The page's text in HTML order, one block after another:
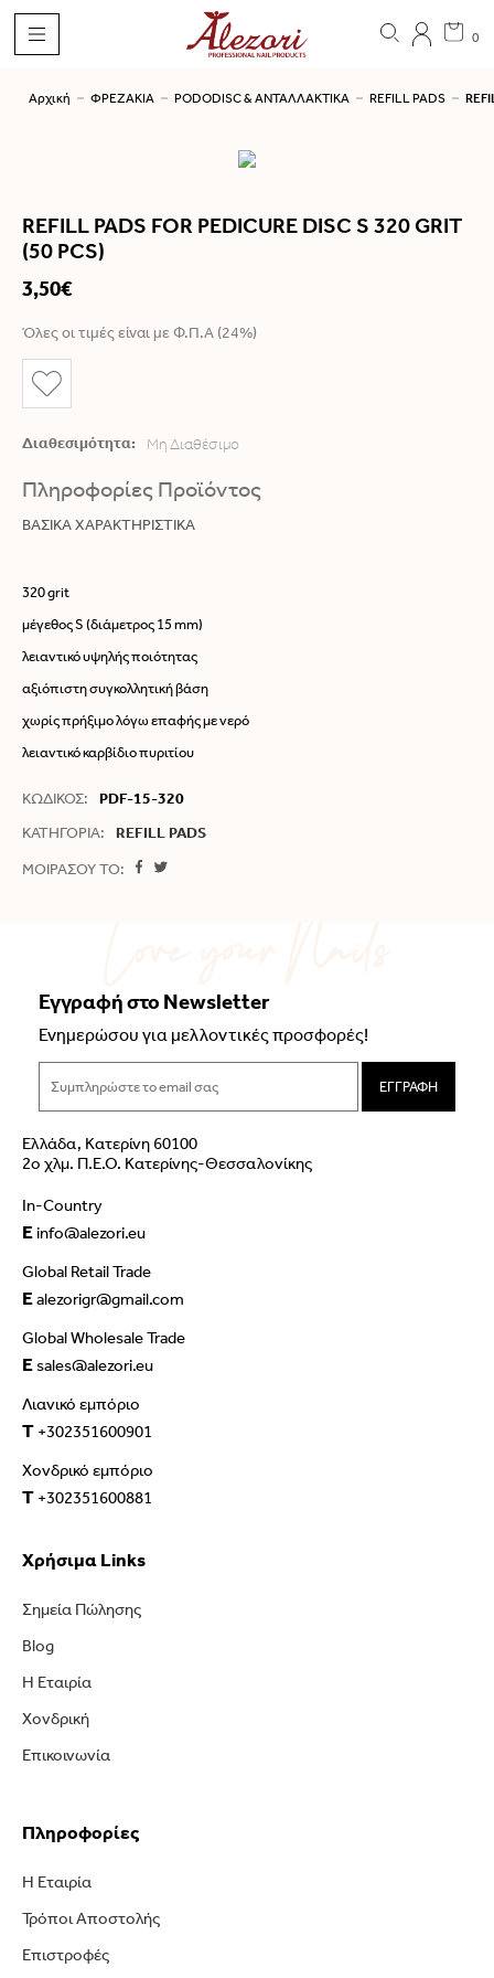
0
Αρχική ΦΡΕΖΑΚΙΑ PODODISC & ΑΝΤΑΛΛΑΚΤΙΚΑ REFILL PADS
REFILL PADS FOR PEDICURE DISC S 320 GRIT
(50 PCS)
3,50€
Όλες οι τιμές είναι με Φ.Π.Α (24%)
Διαθεσιμότητα: Μη Διαθέσιμο
Πληροφορίες Προϊόντος
ΒΑΣΙΚΑ ΧΑΡΑΚΤΗΡΙΣΤΙΚΑ
320 grit
μέγεθος S (διάμετρος 15 mm)
λειαντικό υψηλής ποιότητας
αξιόπιστη συγκολλητική βάση
χωρίς πρήξιμο λόγω επαφής με νερό
λειαντικό καρβίδιο πυριτίου
ΚΩΔΙΚΟΣ:
PDF-15-320
ΚΑΤΗΓΟΡΙΑ:
REFILL PADS
ΜΟΙΡΑΣΟΥ ΤΟ:
Ελλάδα, Κατερίνη 60100
2ο χλμ. Π.Ε.Ο. Κατερίνης-Θεσσαλονίκης
In-Country
Einfo@alezori.eu
Global Retail Trade
Ealezorigr@gmail.com
Global Wholesale Trade
Esales@alezori.eu
Λιανικό εμπόριο
T +302351600901
Χονδρικό εμπόριο
T +302351600881
Χρήσιμα Links
Σημεία Πώλησης
Blog
Η Εταιρία
Χονδρική
Επικοινωνία
Πληροφορίες
Η Εταιρία
Τρόποι Αποστολής
Επιστροφές
Εγγραφή στο Newsletter
Ενημερώσου για μελλοντικές προσφορές!
ΕΓΓΡΑΦΗ